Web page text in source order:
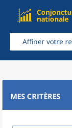
nationale
Affiner votre
MES CRITÈRES